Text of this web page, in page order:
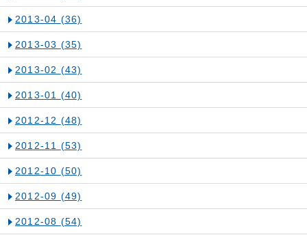
2013-04 (36)
2013-03 (35)
2013-02 (43)
2013-01 (40)
2012-12 (48)
2012-11 (53)
2012-10 (50)
2012-09 (49)
2012-08 (54)